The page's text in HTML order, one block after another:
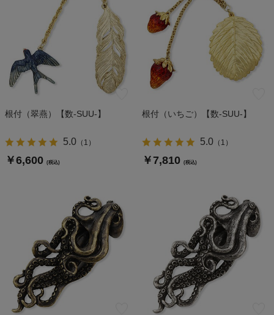
根付（翠燕）【数-SUU-】
5.0（ 1 ）
￥6,600 (税込)
根付（いちご）【数-SUU-】
5.0（ 1 ）
￥7,810 (税込)